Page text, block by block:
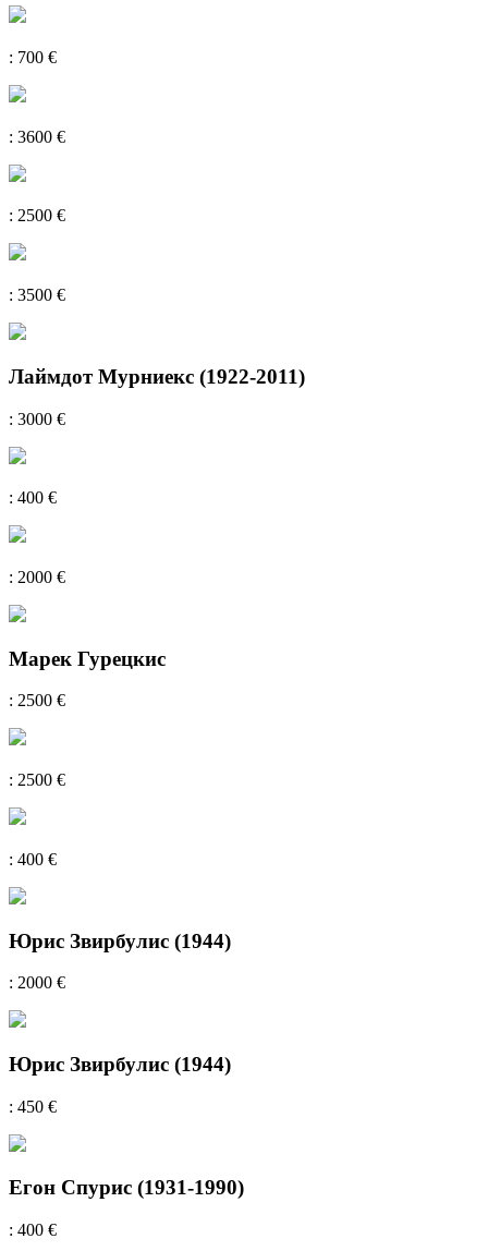
: 700 €
: 3600 €
: 2500 €
: 3500 €
Лаймдот Мурниекс (1922-2011)
: 3000 €
: 400 €
: 2000 €
Марек Гурецкис
: 2500 €
: 2500 €
: 400 €
Юрис Звирбулис (1944)
: 2000 €
Юрис Звирбулис (1944)
: 450 €
Егон Спурис (1931-1990)
: 400 €